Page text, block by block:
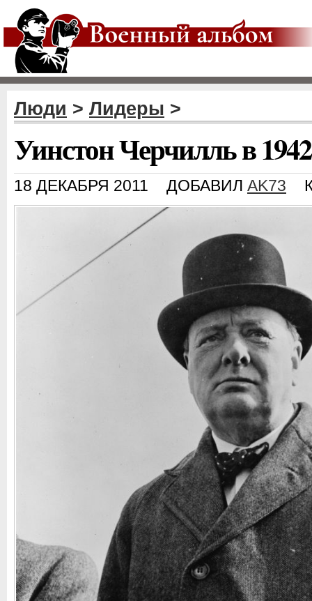
Люди > Лидеры >
Уинстон Черчилль в
18 ДЕКАБРЯ 2011 ДОБАВИЛ AK73